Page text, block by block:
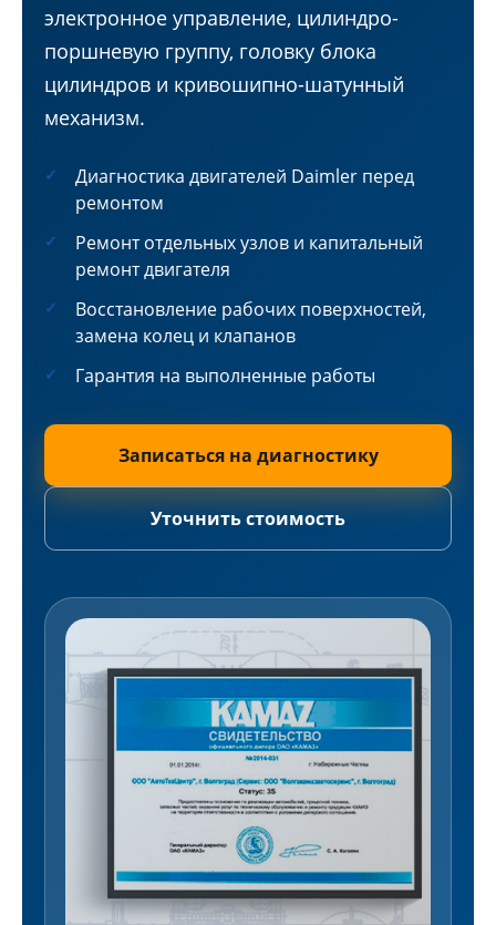
электронное управление, цилиндро-
поршневую группу, головку блока
цилиндров и кривошипно-шатунный
механизм.
Диагностика двигателей Daimler перед
ремонтом
Ремонт отдельных узлов и капитальный
ремонт двигателя
Восстановление рабочих поверхностей,
замена колец и клапанов
Гарантия на выполненные работы
Записаться на диагностику
Уточнить стоимость